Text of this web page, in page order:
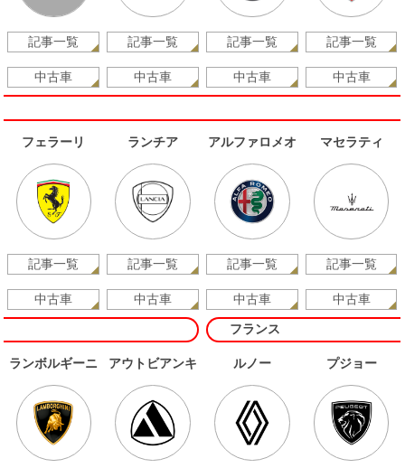
記事一覧
中古車
記事一覧
中古車
記事一覧
中古車
記事一覧
中古車
フェラーリ
記事一覧
中古車
ランチア
記事一覧
中古車
アルファロメオ
記事一覧
中古車
マセラティ
記事一覧
中古車
ランボルギーニ アウトビアンキ
フランス
ルノー プジョー